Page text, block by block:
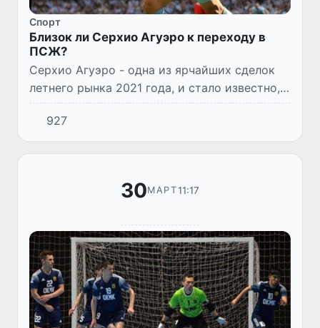
Спорт
Близок ли Серхио Агуэро к переходу в
ПСЖ?
Серхио Агуэро - одна из ярчайших сделок
летнего рынка 2021 года, и стало известно,
что он не продлит контракт с «Манчестер
Сити», он сможет свободно играть в любом
клубе, который у...
927
30МАРТ11:17